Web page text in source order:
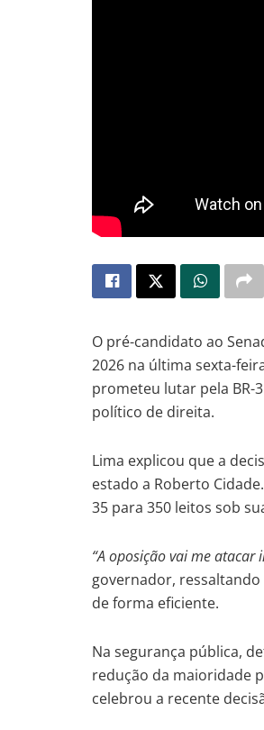
O pré-candidato ao
2026 na última sexta-
prometeu lutar pela BR-
político de direita.
Lima explicou que a
estado a Roberto
35 para 350 leitos sob
“A oposição vai me
governador,
de forma eficiente.
Na segurança pública,
redução da maioridade
celebrou a recente